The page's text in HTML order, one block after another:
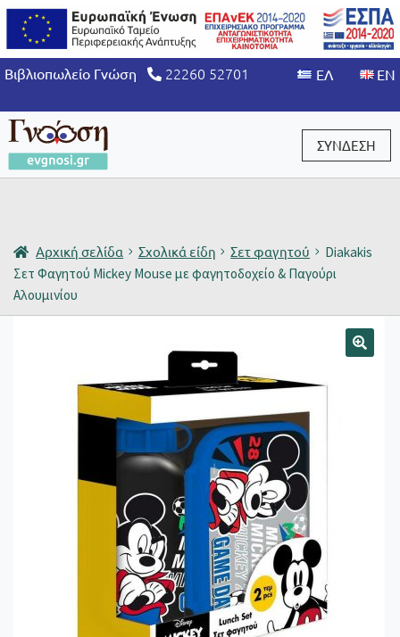
Βιβλιοπωλείο Γνώση 22260 52701
ΣΥΝΔΕΣΗ
Αρχική σελίδα Σχολικά είδη Σετ φαγητού
Diakakis
Σετ Φαγητού Mickey Mouse με φαγητοδοχείο & Παγούρι
Αλουμινίου